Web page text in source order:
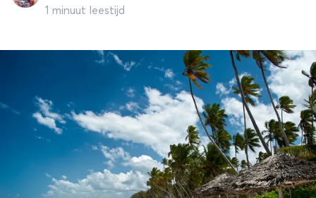
1 minuut leestijd